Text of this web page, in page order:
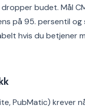
budet. Mål
på 95. persentil
hvis du betjener
PubMatic) krever